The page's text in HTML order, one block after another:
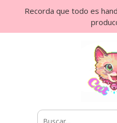
Recorda que todo es